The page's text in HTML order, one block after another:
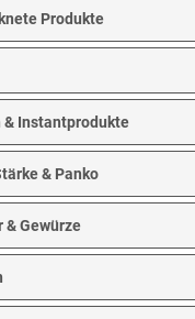
Produkte
& Instantprodukte
& Panko
& Gewürze